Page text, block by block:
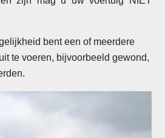
bent een of meerdere
te voeren, bijvoorbeeld gewond,